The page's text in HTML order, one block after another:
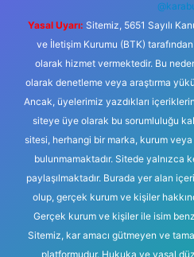
Yasal Uyarı: Sitemiz, 5651 Sayılı
ve İletişim Kurumu (BTK) tarafından
olarak hizmet vermektedir. Bu
olarak denetleme veya araştırma
Ancak, üyelerimiz yazdıkları
siteye üye olarak bu sorumluluğu
sitesi, herhangi bir marka, kurum veya
bulunmamaktadır. Sitede yalnızca
paylaşılmaktadır. Burada yer alan
olup, gerçek kurum ve kişiler
Gerçek kurum ve kişiler ile isim
Sitemiz, kar amacı gütmeyen ve
platformudur. Hukuka ve yasal